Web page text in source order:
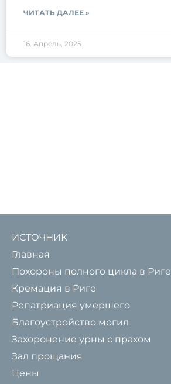
ЧИТАТЬ ДАЛЕЕ »
16. Апрель, 2025
ИСТОЧНИК
Главная
Похороны полного цикла в Риге
Кремация в Риге
Репатриация умершего
Благоустройство могил
Захоронение урны с прахом
Зал прощания
Цены